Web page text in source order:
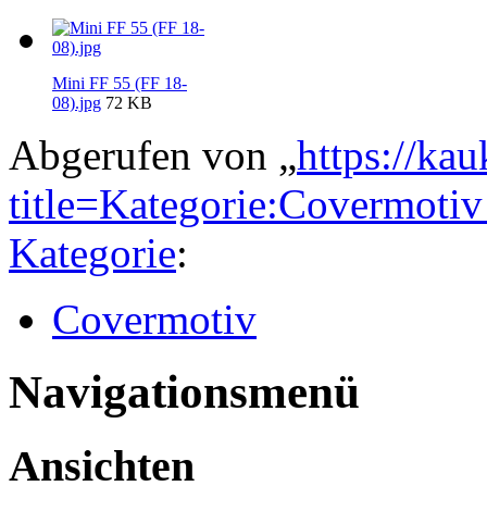
Mini FF 55 (FF 18-
08).jpg 72 KB
Abgerufen von „https://
Kategorie:
Covermotiv
Navigationsmenü
Ansichten